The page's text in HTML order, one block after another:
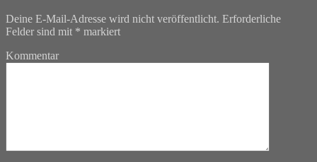
Deine E-Mail-Adresse wird nicht veröffentlicht. Erforderliche
Felder sind mit * markiert
Kommentar